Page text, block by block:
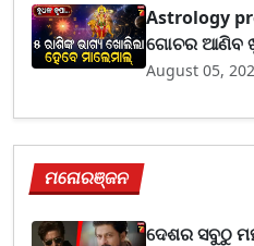
Astrology
ଗୋଚର ଆଣିବ
August 05,
ମନୋରଞ୍ଜନ
ଦେଶର ସବୁଠୁ